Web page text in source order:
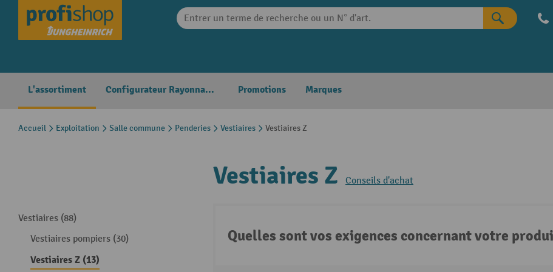
Skip to main navigation
L'assortiment Configurateur Rayonnages Promotions Marques
Accueil Exploitation Salle commune Penderies Vestiaires Vestiaires Z
Vestiaires (88)
Vestiaires pompiers (30)
Vestiaires Z (13)
Vestiaires Z Conseils d'achat
Quelles sont vos exigences concernant votre